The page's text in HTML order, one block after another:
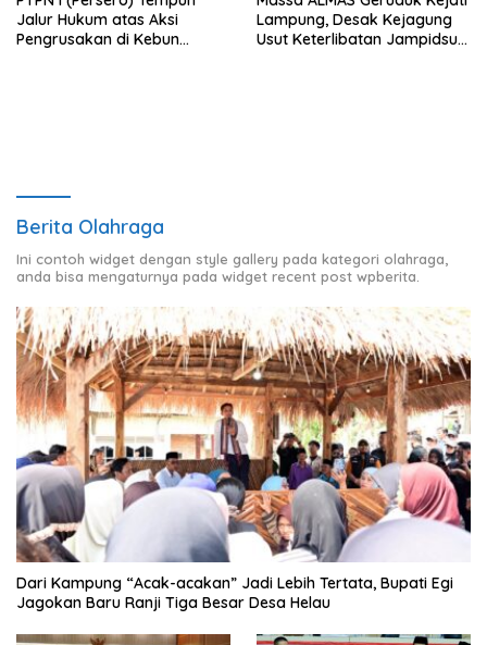
Jalur Hukum atas Aksi
Pengrusakan di Kebun
Lampung, Desak Kejagung
Usut Keterlibatan Jampidsus
Berita Olahraga
Ini contoh widget dengan style gallery pada kategori olahraga,
anda bisa mengaturnya pada widget recent post wpberita.
Dari Kampung “Acak-acakan” Jadi Lebih Tertata, Bupati Egi
Jagokan Baru Ranji Tiga Besar Desa Helau